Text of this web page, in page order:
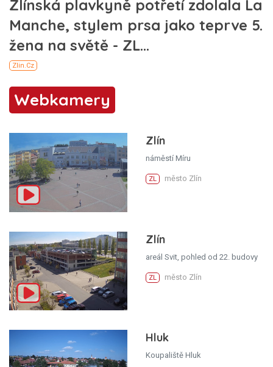
Webkamery
Zlín
náměstí Míru
ZL město Zlín
Zlín
areál Svit, pohled od 22. budovy
ZL město Zlín
Hluk
Koupaliště Hluk